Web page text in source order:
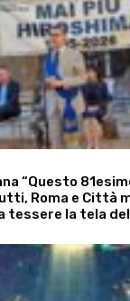
“Questo
Roma e Città
tessere la tela